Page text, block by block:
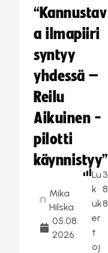
“Kannustav
a ilmapiiri
syntyy
yhdessä –
Reilu
Aikuinen -
pilotti
käynnistyy”
Mika
Hilska
05.08.
2026
Lu
k
uk
er
t
oj
3
8
8